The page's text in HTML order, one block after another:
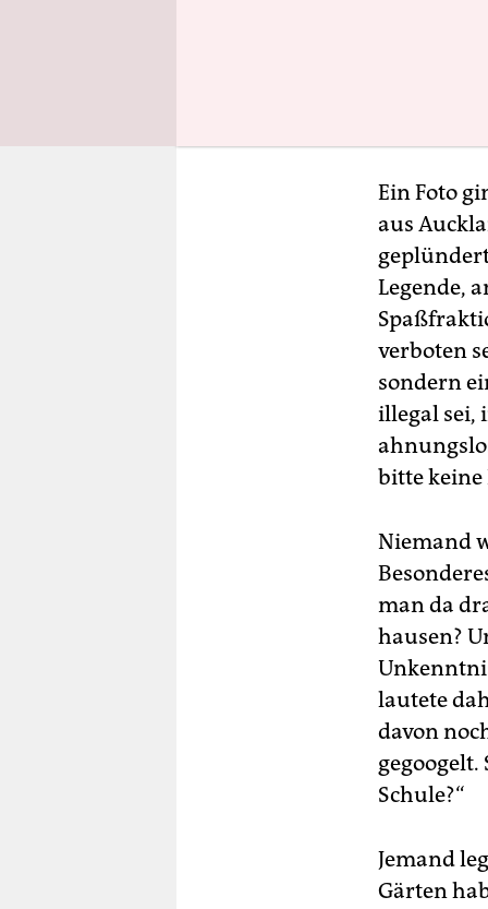
Ein Foto
aus
Legende,
verboten
sondern
illegal sei,
bitte keine
Niemand
man da
hausen?
lautete
davon
Schule?“
Jemand
Gärten